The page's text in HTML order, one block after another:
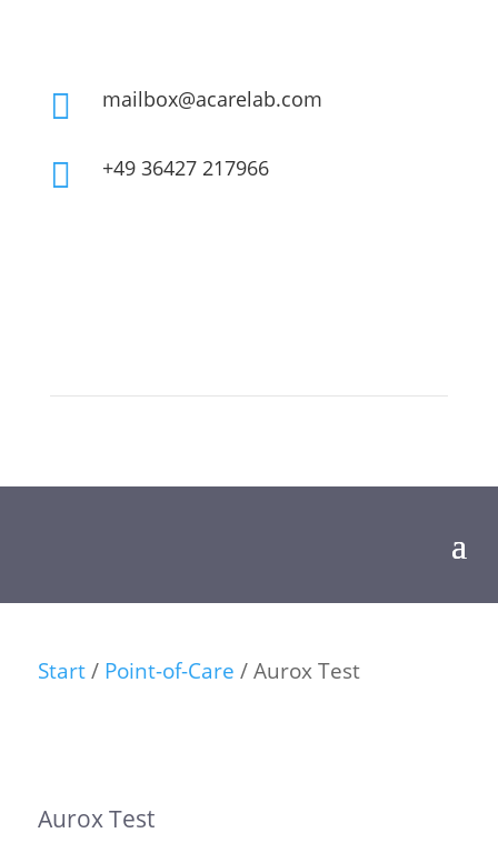
 mailbox@acarelab.com
 +49 36427 217966
Start/ Point-of-Care / Aurox Test
Aurox Test